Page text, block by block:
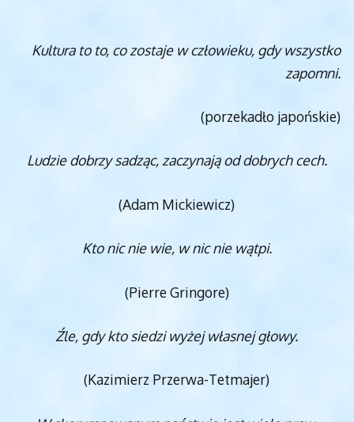
Kultura to to, co zostaje w człowieku, gdy wszystko
zapomni.
(porzekadło japońskie)
Ludzie dobrzy sadząc, zaczynają od dobrych cech.
(Adam Mickiewicz)
Kto nic nie wie, w nic nie wątpi.
(Pierre Gringore)
Źle, gdy kto siedzi wyżej własnej głowy.
(Kazimierz Przerwa-Tetmajer)